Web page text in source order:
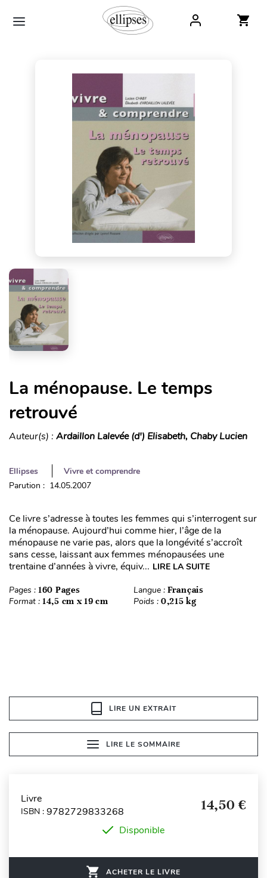
La ménopause. Le temps
retrouvé
Auteur(s) : Ardaillon Lalevée (d') Elisabeth, Chaby Lucien
Ellipses
Vivre et comprendre
Parution : 14.05.2007
Ce livre s’adresse à toutes les femmes qui s’interrogent sur
la ménopause. Aujourd’hui comme hier, l’âge de la
ménopause ne varie pas, alors que la longévité s’accroît
sans cesse, laissant aux femmes ménopausées une
trentaine d’années à vivre, équiv... LIRE LA SUITE
Pages : 160 Pages Langue : Français
Format : 14,5 cm x 19 cm Poids : 0,215 kg
LIRE UN EXTRAIT
LIRE LE SOMMAIRE
Livre
ISBN : 9782729833268 14,50 €
Disponible
ACHETER LE LIVRE